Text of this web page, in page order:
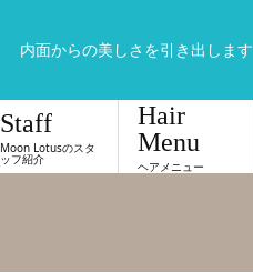
内面からの美しさを引き出します
Staff
Moon Lotusのスタ
ッフ紹介
Hair
Menu
ヘアメニュー